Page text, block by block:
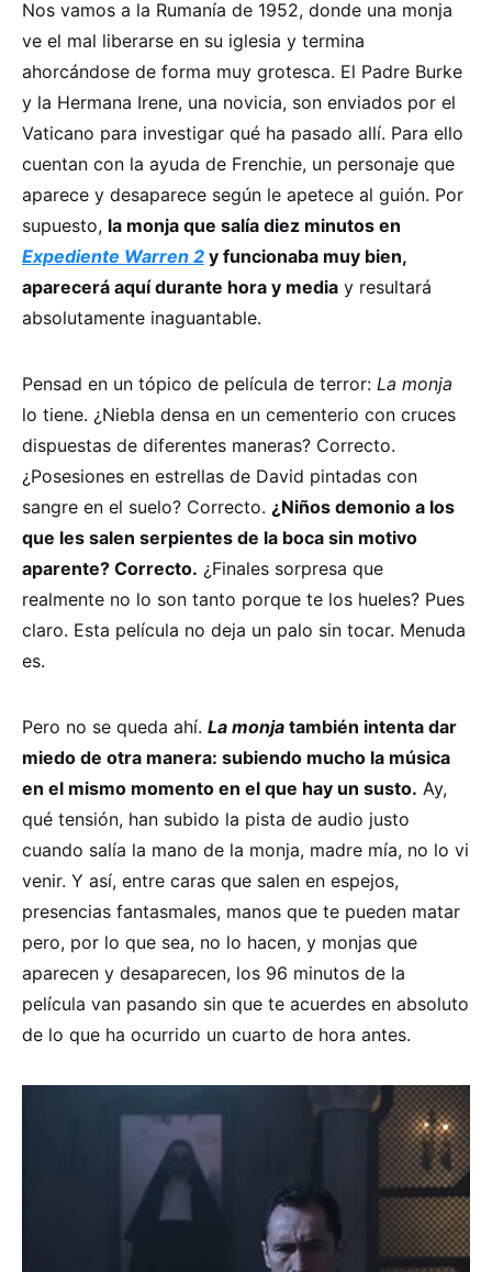
Nos vamos a la Rumanía de 1952, donde una monja
ve el mal liberarse en su iglesia y termina
ahorcándose de forma muy grotesca. El Padre Burke
y la Hermana Irene, una novicia, son enviados por el
Vaticano para investigar qué ha pasado allí. Para ello
cuentan con la ayuda de Frenchie, un personaje que
aparece y desaparece según le apetece al guión. Por
supuesto, la monja que salía diez minutos en
Expediente Warren 2 y funcionaba muy bien,
aparecerá aquí durante hora y media y resultará
absolutamente inaguantable.
Pensad en un tópico de película de terror: La monja
lo tiene. ¿Niebla densa en un cementerio con cruces
dispuestas de diferentes maneras? Correcto.
¿Posesiones en estrellas de David pintadas con
sangre en el suelo? Correcto. ¿Niños demonio a los
que les salen serpientes de la boca sin motivo
aparente? Correcto. ¿Finales sorpresa que
realmente no lo son tanto porque te los hueles? Pues
claro. Esta película no deja un palo sin tocar. Menuda
es.
Pero no se queda ahí. La monja también intenta dar
miedo de otra manera: subiendo mucho la música
en el mismo momento en el que hay un susto. Ay,
qué tensión, han subido la pista de audio justo
cuando salía la mano de la monja, madre mía, no lo vi
venir. Y así, entre caras que salen en espejos,
presencias fantasmales, manos que te pueden matar
pero, por lo que sea, no lo hacen, y monjas que
aparecen y desaparecen, los 96 minutos de la
película van pasando sin que te acuerdes en absoluto
de lo que ha ocurrido un cuarto de hora antes.